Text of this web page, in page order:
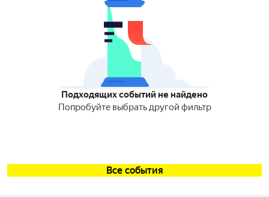
Подходящих событий не найдено
Попробуйте выбрать другой фильтр
Все события